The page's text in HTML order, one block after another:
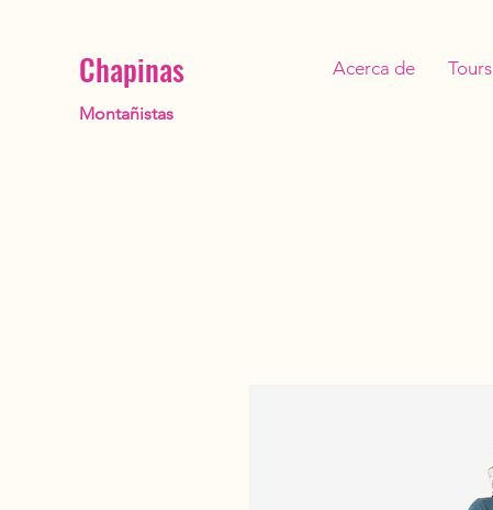
Chapinas
Montañistas
Acerca de Tours